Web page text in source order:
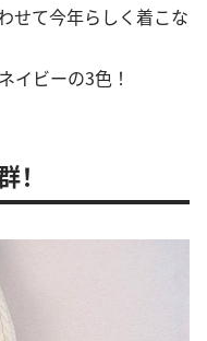
せて今年らしく着こな
イビーの3色！
！